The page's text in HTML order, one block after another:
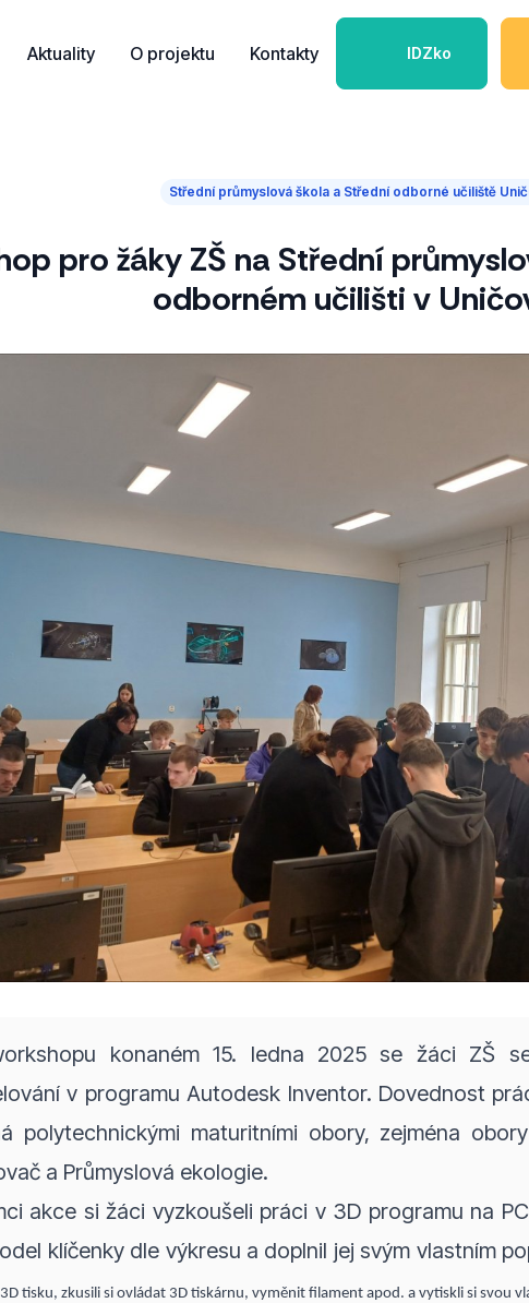
Aktuality O projektu Kontakty IDZko
Střední průmyslová škola a Střední odborné učiliště
pro žáky ZŠ na Střední
odborném učilišti v
konaném 15. ledna 2025 se žáci ZŠ
v programu Autodesk Inventor. Dovednost
polytechnickými maturitními obory, zejména
a Průmyslová ekologie.
akce si žáci vyzkoušeli práci v 3D programu na
klíčenky dle výkresu a doplnil jej svým vlastním
tisku, zkusili si ovládat 3D tiskárnu, vyměnit filament apod. a vytiskli si svou